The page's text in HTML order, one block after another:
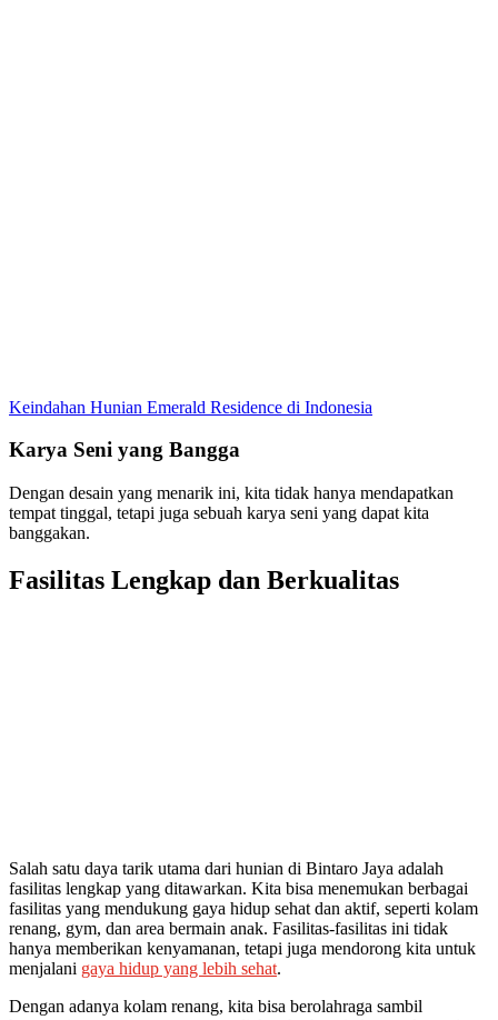
Keindahan Hunian Emerald Residence di Indonesia
Karya Seni yang Bangga
Dengan desain yang menarik ini, kita tidak hanya mendapatkan
tempat tinggal, tetapi juga sebuah karya seni yang dapat kita
banggakan.
Fasilitas Lengkap dan Berkualitas
Salah satu daya tarik utama dari hunian di Bintaro Jaya adalah
fasilitas lengkap yang ditawarkan. Kita bisa menemukan berbagai
fasilitas yang mendukung gaya hidup sehat dan aktif, seperti kolam
renang, gym, dan area bermain anak. Fasilitas-fasilitas ini tidak
hanya memberikan kenyamanan, tetapi juga mendorong kita untuk
menjalani gaya hidup yang lebih sehat.
Dengan adanya kolam renang, kita bisa berolahraga sambil